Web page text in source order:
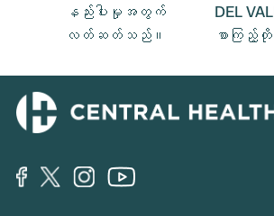
နည်းပါးမှုအတွက်
လတ်ဆတ်သည်။
DEL
စာကြည့်